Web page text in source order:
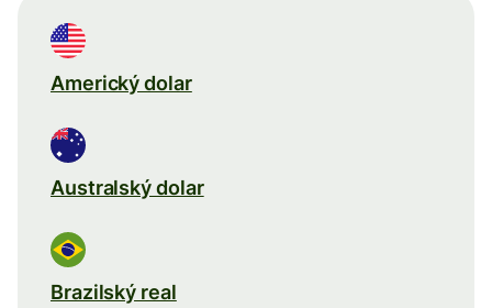
Americký dolar
Australský dolar
Brazilský real